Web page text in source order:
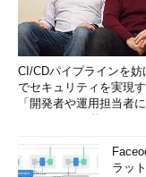
CI/CDパイプラインを妨
でセキュリティを実現す
「開発者や運用担当者
ラッ